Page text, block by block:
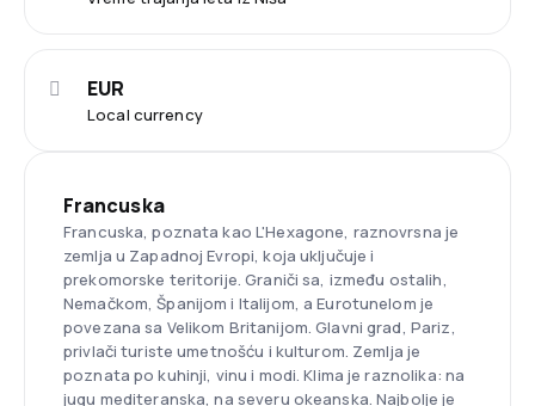
Local currency
EUR
Francuska
Francuska, poznata kao L'Hexagone, raznovrsna je
zemlja u Zapadnoj Evropi, koja uključuje i
prekomorske teritorije. Graniči sa, između ostalih,
Nemačkom, Španijom i Italijom, a Eurotunelom je
povezana sa Velikom Britanijom. Glavni grad, Pariz,
privlači turiste umetnošću i kulturom. Zemlja je
poznata po kuhinji, vinu i modi. Klima je raznolika: na
jugu mediteranska, na severu okeanska. Najbolje je